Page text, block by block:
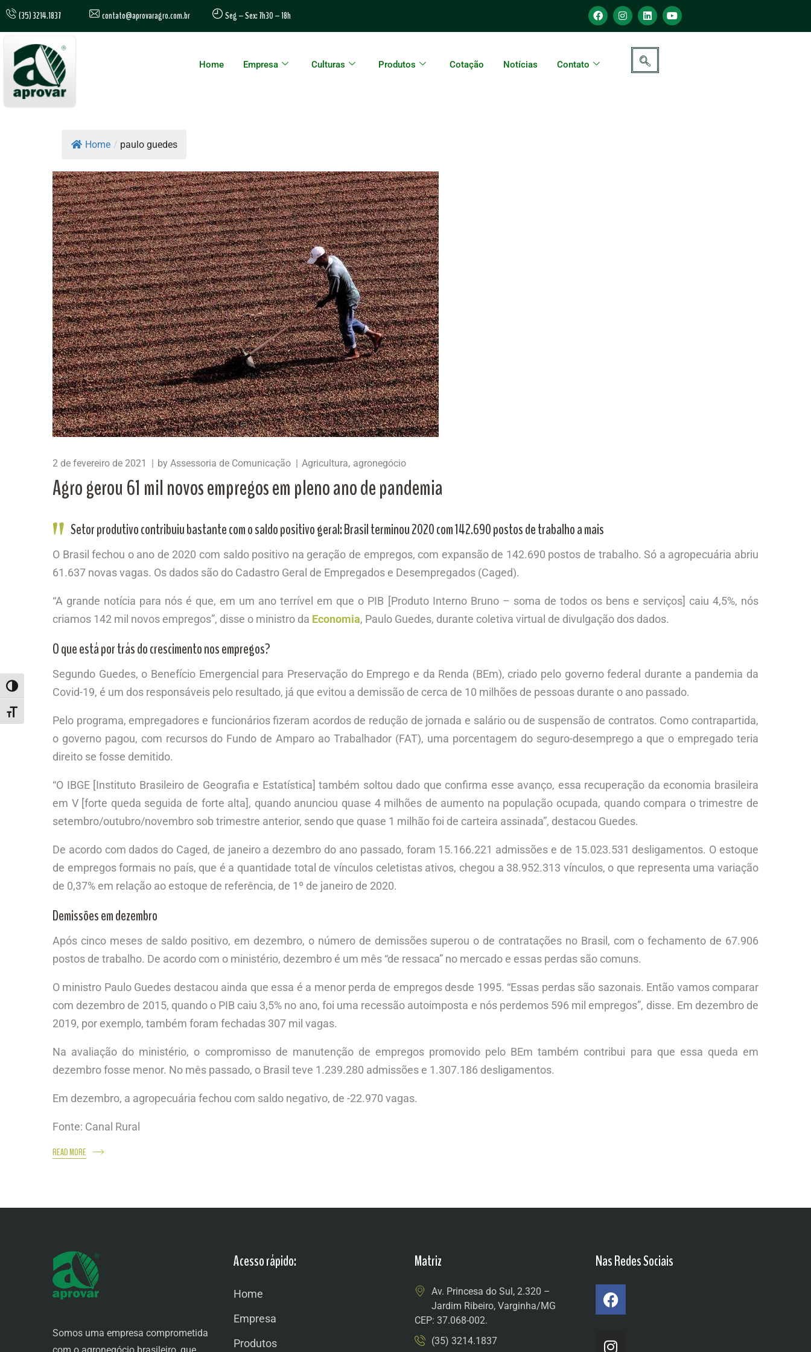
ALTERNAR ALTO CONTRASTE
ALTERNAR TAMANHO DA FONTE
(35) 3214.1837 contato@aprovaragro.com.br Seg – Sex: 7h30 – 18h
Home Empresa Culturas Produtos Cotação Notícias Contato
Home / paulo guedes
2 de fevereiro de 2021 by Assessoria de Comunicação Agricultura agronegócio
Agro gerou 61 mil novos empregos em pleno ano de pandemia
Setor produtivo contribuiu bastante com o saldo positivo geral: Brasil terminou 2020 com 142.690 postos de trabalho a mais
O Brasil fechou o ano de 2020 com saldo positivo na geração de empregos, com expansão de 142.690 postos de trabalho. Só a agropecuária abriu
61.637 novas vagas. Os dados são do Cadastro Geral de Empregados e Desempregados (Caged).
“A grande notícia para nós é que, em um ano terrível em que o PIB [Produto Interno Bruno – soma de todos os bens e serviços] caiu 4,5%, nós
criamos 142 mil novos empregos”, disse o ministro da Economia, Paulo Guedes, durante coletiva virtual de divulgação dos dados.
O que está por trás do crescimento nos empregos?
Segundo Guedes, o Benefício Emergencial para Preservação do Emprego e da Renda (BEm), criado pelo governo federal durante a pandemia da
Covid-19, é um dos responsáveis pelo resultado, já que evitou a demissão de cerca de 10 milhões de pessoas durante o ano passado.
Pelo programa, empregadores e funcionários fizeram acordos de redução de jornada e salário ou de suspensão de contratos. Como contrapartida,
o governo pagou, com recursos do Fundo de Amparo ao Trabalhador (FAT), uma porcentagem do seguro-desemprego a que o empregado teria
direito se fosse demitido.
“O IBGE [Instituto Brasileiro de Geografia e Estatística] também soltou dado que confirma esse avanço, essa recuperação da economia brasileira
em V [forte queda seguida de forte alta], quando anunciou quase 4 milhões de aumento na população ocupada, quando compara o trimestre de
setembro/outubro/novembro sob trimestre anterior, sendo que quase 1 milhão foi de carteira assinada”, destacou Guedes.
De acordo com dados do Caged, de janeiro a dezembro do ano passado, foram 15.166.221 admissões e de 15.023.531 desligamentos. O estoque
de empregos formais no país, que é a quantidade total de vínculos celetistas ativos, chegou a 38.952.313 vínculos, o que representa uma variação
de 0,37% em relação ao estoque de referência, de 1º de janeiro de 2020.
Demissões em dezembro
Após cinco meses de saldo positivo, em dezembro, o número de demissões superou o de contratações no Brasil, com o fechamento de 67.906
postos de trabalho. De acordo com o ministério, dezembro é um mês “de ressaca” no mercado e essas perdas são comuns.
O ministro Paulo Guedes destacou ainda que essa é a menor perda de empregos desde 1995. “Essas perdas são sazonais. Então vamos comparar
com dezembro de 2015, quando o PIB caiu 3,5% no ano, foi uma recessão autoimposta e nós perdemos 596 mil empregos”, disse. Em dezembro de
2019, por exemplo, também foram fechadas 307 mil vagas.
Na avaliação do ministério, o compromisso de manutenção de empregos promovido pelo BEm também contribui para que essa queda em
dezembro fosse menor. No mês passado, o Brasil teve 1.239.280 admissões e 1.307.186 desligamentos.
Em dezembro, a agropecuária fechou com saldo negativo, de -22.970 vagas.
Fonte: Canal Rural
READ MORE
Somos uma empresa comprometida
com o agronegócio brasileiro, que
Acesso rápido:
Home
Empresa
Produtos
Matriz
Av. Princesa do Sul, 2.320 –
Jardim Ribeiro, Varginha/MG
CEP: 37.068-002.
(35) 3214.1837
Nas Redes Sociais